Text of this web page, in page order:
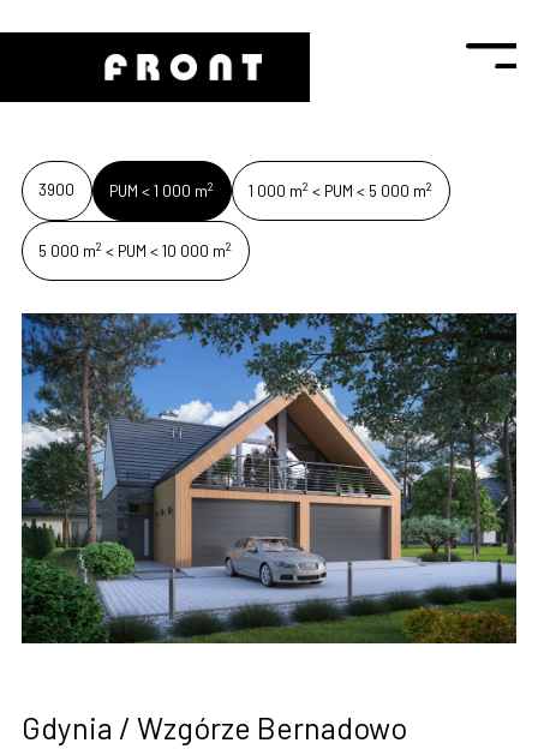
3900 PUM < 1 000 m2 1 000 m2 < PUM < 5 000 m2
5 000 m2 < PUM < 10 000 m2
Gdynia / Wzgórze Bernadowo